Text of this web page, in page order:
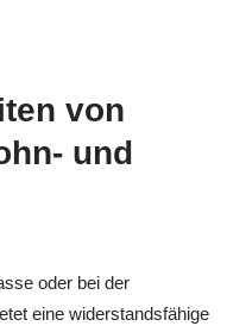
von
und
oder bei der
eine widerstandsfähige